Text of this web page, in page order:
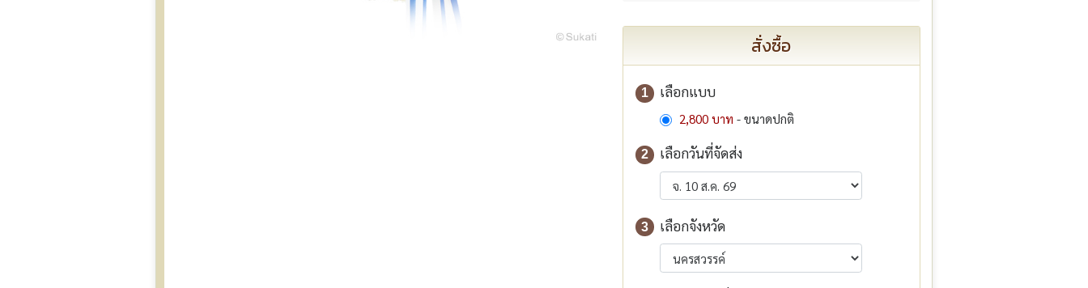
สั่งซื้อ
1 เลือกแบบ
2,800 บาท - ขนาดปกติ
2 เลือกวันที่จัดส่ง
3 เลือกจังหวัด